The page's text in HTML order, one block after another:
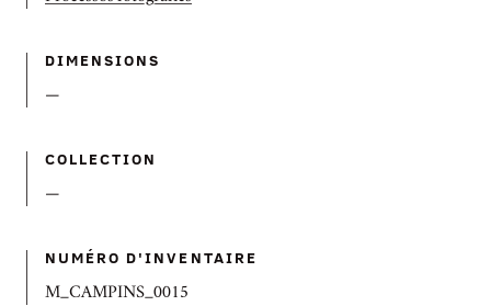
DIMENSIONS
—
COLLECTION
—
NUMÉRO D'INVENTAIRE
M_CAMPINS_0015